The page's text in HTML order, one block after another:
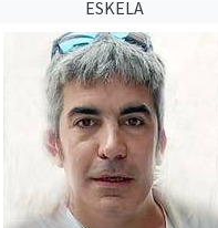
ESKELA